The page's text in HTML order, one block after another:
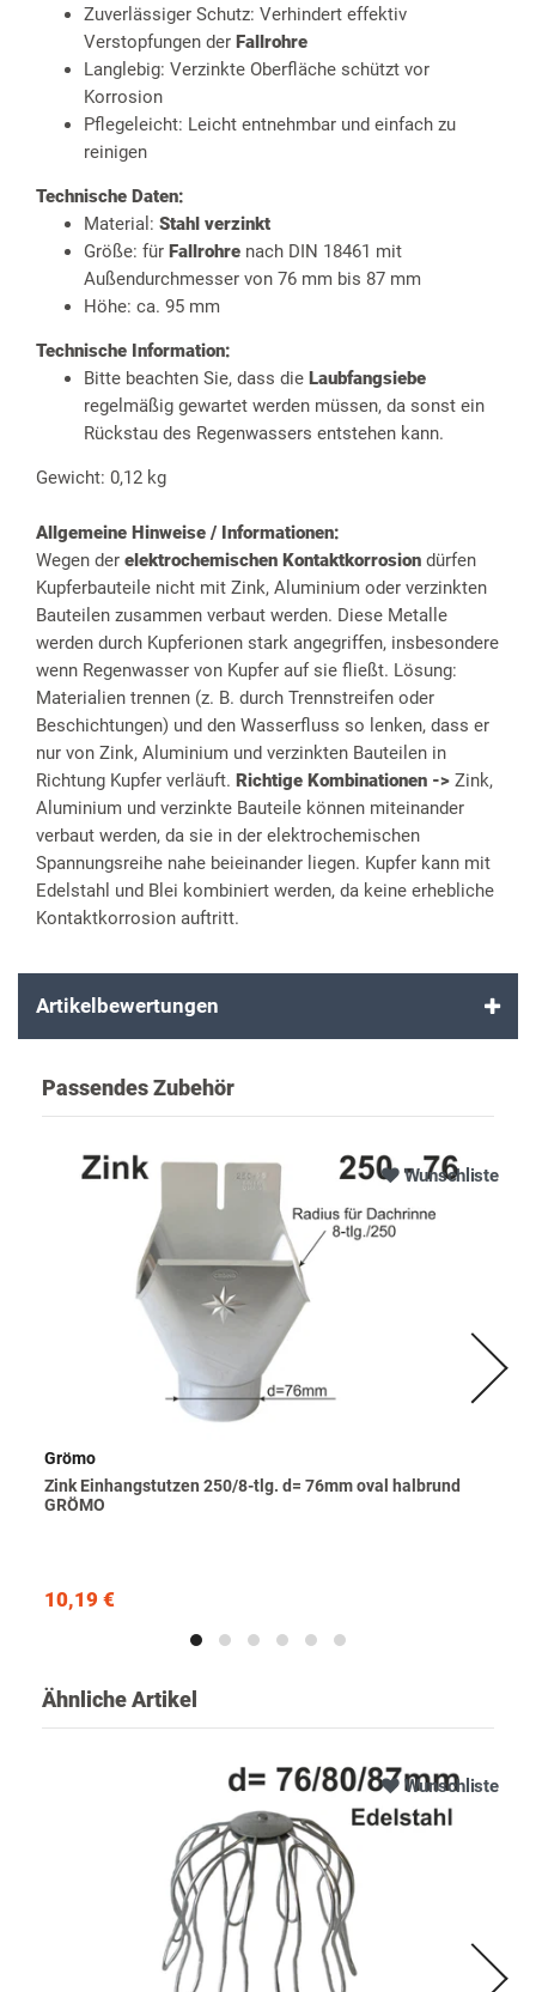
Zuverlässiger Schutz: Verhindert effektiv
Verstopfungen der Fallrohre
Langlebig: Verzinkte Oberfläche schützt vor
Korrosion
Pflegeleicht: Leicht entnehmbar und einfach zu
reinigen
Technische Daten:
Material: Stahl verzinkt
Größe: für Fallrohre nach DIN 18461 mit
Außendurchmesser von 76 mm bis 87 mm
Höhe: ca. 95 mm
Technische Information:
Bitte beachten Sie, dass die Laubfangsiebe
regelmäßig gewartet werden müssen, da sonst ein
Rückstau des Regenwassers entstehen kann.
Gewicht: 0,12 kg
Allgemeine Hinweise / Informationen:
Wegen der elektrochemischen Kontaktkorrosion dürfen
Kupferbauteile nicht mit Zink, Aluminium oder verzinkten
Bauteilen zusammen verbaut werden. Diese Metalle
werden durch Kupferionen stark angegriffen, insbesondere
wenn Regenwasser von Kupfer auf sie fließt. Lösung:
Materialien trennen (z. B. durch Trennstreifen oder
Beschichtungen) und den Wasserfluss so lenken, dass er
nur von Zink, Aluminium und verzinkten Bauteilen in
Richtung Kupfer verläuft. Richtige Kombinationen -> Zink,
Aluminium und verzinkte Bauteile können miteinander
verbaut werden, da sie in der elektrochemischen
Spannungsreihe nahe beieinander liegen. Kupfer kann mit
Edelstahl und Blei kombiniert werden, da keine erhebliche
Kontaktkorrosion auftritt.
Artikelbewertungen
Passendes Zubehör
Wunschliste
Grömo
Zink Einhangstutzen 250/8-tlg. d= 76mm oval halbrund
GRÖMO
10,19 €
Ähnliche Artikel
Wunschliste